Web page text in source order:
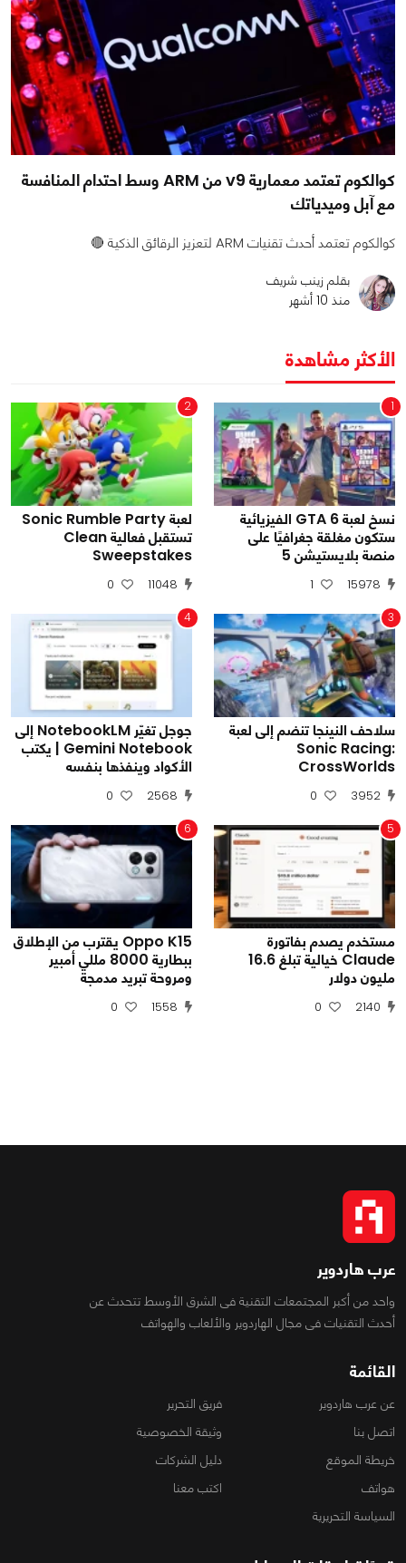
كوالكوم تعتمد معمارية v9 من ARM وسط احتدام المنافسة
مع آبل وميدياتك
كوالكوم تعتمد أحدث تقنيات ARM لتعزيز الرقائق الذكية 🔴
بقلم زينب شريف
منذ 10 أشهر
الأكثر مشاهدة
1
نسخ لعبة GTA 6 الفيزيائية
ستكون مغلقة جغرافيًا على
منصة بلايستيشن 5
15978
1
2
لعبة Sonic Rumble Party
تستقبل فعالية Clean
Sweepstakes
11048
0
3
سلاحف النينجا تنضم إلى لعبة
Sonic Racing:
CrossWorlds
3952
0
4
جوجل تغيّر NotebookLM إلى
Gemini Notebook | يكتب
الأكواد وينفذها بنفسه
2568
0
5
مستخدم يصدم بفاتورة
Claude خيالية تبلغ 16.6
مليون دولار
2140
0
6
Oppo K15 يقترب من الإطلاق
ببطارية 8000 مللي أمبير
ومروحة تبريد مدمجة
1558
0
عرب هاردوير
واحد من أكبر المجتمعات التقنية فى الشرق الأوسط تتحدث عن
أحدث التقنيات فى مجال الهاردوير والألعاب والهواتف
القائمة
عن عرب هاردوير
فريق التحرير
اتصل بنا
وثيقة الخصوصية
خريطة الموقع
دليل الشركات
هواتف
اكتب معنا
السياسة التحريرية